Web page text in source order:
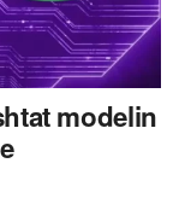
modelin